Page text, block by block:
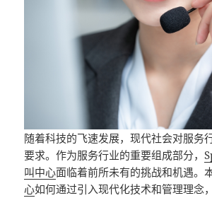
随着科技的飞速发展，现代社会对服务
要求。作为服务行业的重要组成部分，
叫中心面临着前所未有的挑战和机遇。
心如何通过引入现代化技术和管理理念